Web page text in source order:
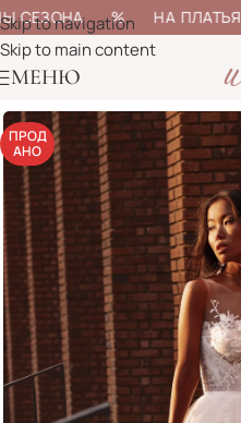
СЕЗОНА % НА
Skip to navigation
Skip to main content
МЕНЮ
ПРОД
АНО